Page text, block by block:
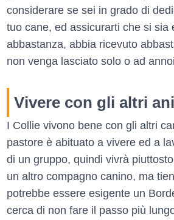
considerare se sei in grado di
tuo cane, ed assicurarti che si sia
abbastanza, abbia ricevuto
non venga lasciato solo o ad
Vivere con gli altri
I Collie vivono bene con gli altri
pastore è abituato a vivere ed a
di un gruppo, quindi vivrà
un altro compagno canino, ma
potrebbe essere esigente un
cerca di non fare il passo più